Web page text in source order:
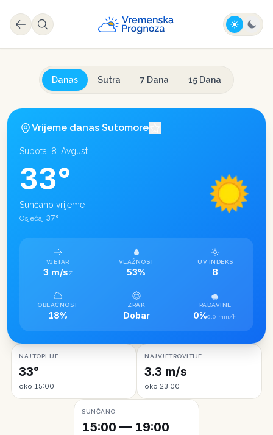
Danas Sutra 7 Dana 15 Dana
Vrijeme danas Sutomore
Subota, 8. Avgust
33°
Sunčano vrijeme
Osjećaj 37°
VJETAR
3 m/sZ
VLAŽNOST
53%
UV INDEKS
8
OBLAČNOST
18%
ZRAK
Dobar
PADAVINE
0%0.0 mm/h
NAJTOPLIJE
33°
oko 15:00
NAJVJETROVITIJE
3.3 m/s
oko 23:00
SUNČANO
15:00 — 19:00